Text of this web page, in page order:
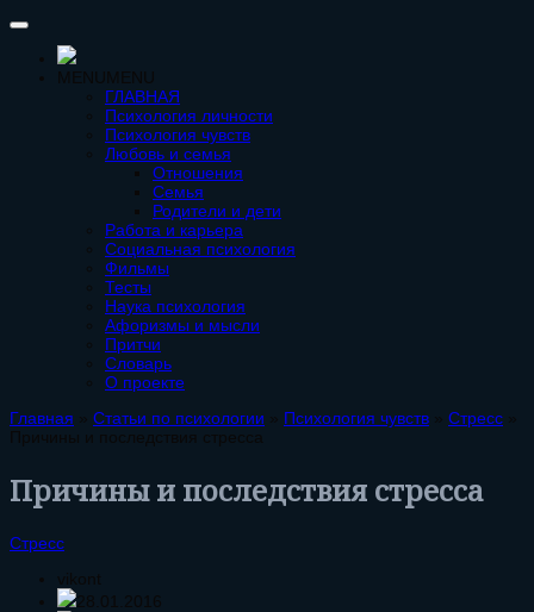
MENUMENU
ГЛАВНАЯ
Психология личности
Психология чувств
Любовь и семья
Отношения
Семья
Родители и дети
Работа и карьера
Социальная психология
Фильмы
Тесты
Наука психология
Афоризмы и мысли
Притчи
Словарь
О проекте
Главная » Статьи по психологии » Психология чувств » Стресс »
Причины и последствия стресса
Причины и последствия стресса
Стресс
vikont
28.01.2016